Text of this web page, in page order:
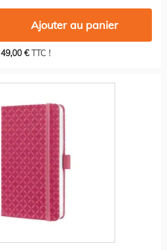
Ajouter au panier
49,00 €TTC !